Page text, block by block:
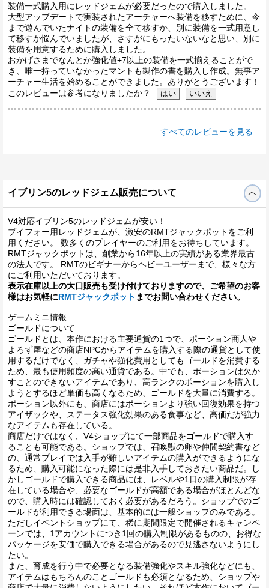
装備一式購入用にレッドジェムが必要だったので購入しました。
大型アップデートで実装されたアーチャーへ装備を移すために、今
まで遊んでいたナイトの装備を全て移すか、別に装備を一式用意し
て移すか悩んでいましたが、さすがにもったいないなと思い、別に
装備を用意するために購入しました。
おかげさまでなんとか強化値+7以上の装備を一式揃えることがで
き、唯一持っていなかったマントも製作の書を購入し作成。無事ア
ーチャー生活を始めることができました。ありがとうございます！
このレビューは参考になりましたか？
すべてのレビューを見る
イブリン5のレッドジェム販売について
V4対応イブリン5のレッドジェムが安い！
ブイフォー用レッドジェムが、激安のRMTジャックポットをご利
用ください。 数多くのプレイヤーのご利用をお待ちしています。
RMTジャックポットは、創業から16年以上の実績がある業界最古
の法人です。 RMTのビギナーからヘビーユーザーまで、様々な方
にご利用いただいております。
表示在庫以上の大口販売も受け付けておりますので、ご希望のお客
様はお気軽にRMTジャックポット までお問い合わせください。
ゲームミニ情報
ゴールドについて
ゴールドとは、本作における主要通貨の1つで、ポーション商人や
よろず屋などの商店NPCからアイテムを購入する際の通貨として使
用するだけでなく、ガチャや強化費用としてもゴールドを消費する
ため、最も使用頻度の高い通貨である。中でも、ポーションは欠か
すことのできないアイテムであり、高ランクのポーションを購入し
ようとするほど単価も高くなるため、ゴールドを大量に消費する。
ポーション以外にも、商店にはポーションより強い回復効果を持つ
アイザックや、ステータス強化効果のある食事など、高価だが強力
なアイテムも存在している。
商店だけではなく、V4ショップにて一部商品をゴールドで購入す
ることも可能である。ショップでは、召喚獣の卵や仲間契約書など
の、通常プレイでは入手が難しいアイテムの購入ができるようにな
るため、購入可能になった際には是非入手しておきたい商品だ。し
かしゴールドで購入できる商品には、レベルや1日の購入制限が存
在している場合や、必要なゴールドが高額である場合がほとんどな
ので、購入時には確認しておく必要があるだろう。ショップでのゴ
ールドが利用できる場面は、基本的には一般ショップのみである。
ただしイベントショップにて、稀に期間限定で開催されるキャンペ
ーンでは、1アカウントにつき1回の購入制限があるものの、お得な
パッケージを安価で購入できる場合があるので見逃さないようにし
たい。
また、育成を行う中で必要となる装備強化やスキル強化などにも、
アイテムはもちろんのことゴールドも必須となるため、ショップや